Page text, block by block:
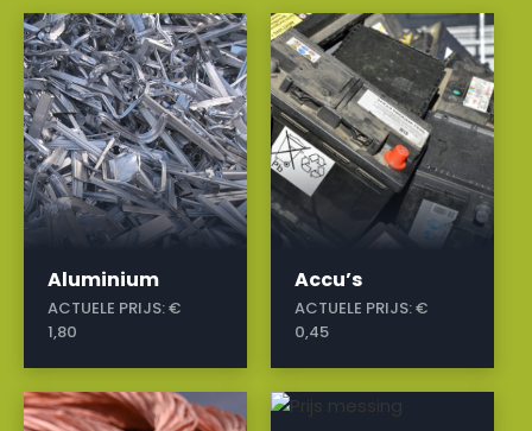
Aluminium
ACTUELE PRIJS:€
1,80
a
Accu’s
ACTUELE PRIJS:€
0,45
a
a a